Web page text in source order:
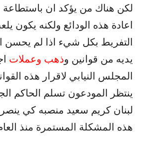
لكن هناك من يؤكد ان
اعادة هذه الودائع ولكنه يكون
التفريط بكل شيء اذا لم يحسن
يديه من قوانين وذهب وعملات
المجلس النيابي لاقرار هذه
ينتظر المودعون تسلم الحاكم
لبنان كريم سعيد منصبه كي
هذه المشكلة المستمرة منذ العام